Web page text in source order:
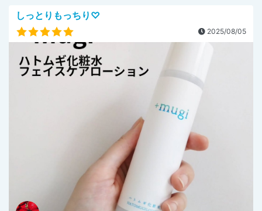
しっとりもっちり♡
2025/08/05